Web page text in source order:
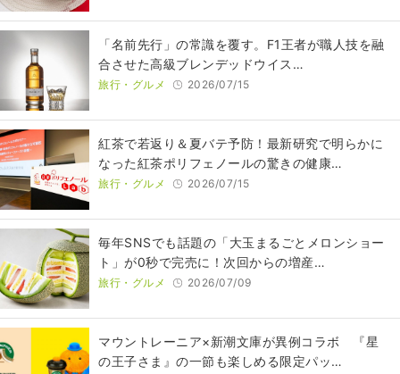
​​「名前先行」の常識を覆す。F1王者が職人技を融
合させた高級ブレンデッドウイス…
旅行・グルメ 2026/07/15
紅茶で若返り＆夏バテ予防！最新研究で明らかに
なった紅茶ポリフェノールの驚きの健康…
旅行・グルメ 2026/07/15
毎年SNSでも話題の「大玉まるごとメロンショー
ト」が0秒で完売に！次回からの増産…
旅行・グルメ 2026/07/09
マウントレーニア×新潮文庫が異例コラボ 『星
の王子さま』の一節も楽しめる限定パッ…